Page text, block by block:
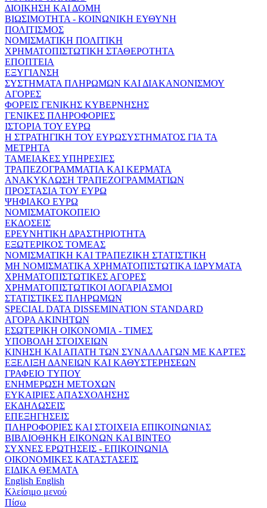
ΔΙΟΙΚΗΣΗ ΚΑΙ ΔΟΜΗ
ΒΙΩΣΙΜΟΤΗΤΑ - ΚΟΙΝΩΝΙΚΗ ΕΥΘΥΝΗ
ΠΟΛΙΤΙΣΜΟΣ
ΝΟΜΙΣΜΑΤΙΚΗ ΠΟΛΙΤΙΚΗ
ΧΡΗΜΑΤΟΠΙΣΤΩΤΙΚΗ ΣΤΑΘΕΡΟΤΗΤΑ
ΕΠΟΠΤΕΙΑ
ΕΞΥΓΙΑΝΣΗ
ΣΥΣΤΗΜΑΤΑ ΠΛΗΡΩΜΩΝ ΚΑΙ ΔΙΑΚΑΝΟΝΙΣΜΟΥ
ΑΓΟΡΕΣ
ΦΟΡΕΙΣ ΓΕΝΙΚΗΣ ΚΥΒΕΡΝΗΣΗΣ
ΓΕΝΙΚΕΣ ΠΛΗΡΟΦΟΡΙΕΣ
ΙΣΤΟΡΙΑ ΤΟΥ ΕΥΡΩ
Η ΣΤΡΑΤΗΓΙΚΗ ΤΟΥ ΕΥΡΩΣΥΣΤΗΜΑΤΟΣ ΓΙΑ ΤΑ
ΜΕΤΡΗΤΑ
ΤΑΜΕΙΑΚΕΣ ΥΠΗΡΕΣΙΕΣ
ΤΡΑΠΕΖΟΓΡΑΜΜΑΤΙΑ ΚΑΙ ΚΕΡΜΑΤΑ
ΑΝΑΚΥΚΛΩΣΗ ΤΡΑΠΕΖΟΓΡΑΜΜΑΤΙΩΝ
ΠΡΟΣΤΑΣΙΑ ΤΟΥ ΕΥΡΩ
ΨΗΦΙΑΚΟ ΕΥΡΩ
ΝΟΜΙΣΜΑΤΟΚΟΠΕΙΟ
ΕΚΔΟΣΕΙΣ
ΕΡΕΥΝΗΤΙΚΗ ΔΡΑΣΤΗΡΙΟΤΗΤΑ
ΕΞΩΤΕΡΙΚΟΣ ΤΟΜΕΑΣ
ΝΟΜΙΣΜΑΤΙΚΗ ΚΑΙ ΤΡΑΠΕΖΙΚΗ ΣΤΑΤΙΣΤΙΚΗ
ΜΗ ΝΟΜΙΣΜΑΤΙΚΑ ΧΡΗΜΑΤΟΠΙΣΤΩΤΙΚΑ ΙΔΡΥΜΑΤΑ
ΧΡΗΜΑΤΟΠΙΣΤΩΤΙΚΕΣ ΑΓΟΡΕΣ
ΧΡΗΜΑΤΟΠΙΣΤΩΤΙΚΟΙ ΛΟΓΑΡΙΑΣΜΟΙ
ΣΤΑΤΙΣΤΙΚΕΣ ΠΛΗΡΩΜΩΝ
SPECIAL DATA DISSEMINATION STANDARD
ΑΓΟΡΑ ΑΚΙΝΗΤΩΝ
ΕΣΩΤΕΡΙΚΗ ΟΙΚΟΝΟΜΙΑ - ΤΙΜΕΣ
ΥΠΟΒΟΛΗ ΣΤΟΙΧΕΙΩΝ
ΚΙΝΗΣΗ ΚΑΙ ΑΠΑΤΗ ΤΩΝ ΣΥΝΑΛΛΑΓΩΝ ΜΕ ΚΑΡΤΕΣ
ΕΞΕΛΙΞΗ ΔΑΝΕΙΩΝ ΚΑΙ ΚΑΘΥΣΤΕΡΗΣΕΩΝ
ΓΡΑΦΕΙΟ ΤΥΠΟΥ
ΕΝΗΜΕΡΩΣΗ ΜΕΤΟΧΩΝ
ΕΥΚΑΙΡΙΕΣ ΑΠΑΣΧΟΛΗΣΗΣ
ΕΚΔΗΛΩΣΕΙΣ
ΕΠΕΞΗΓΗΣΕΙΣ
ΠΛΗΡΟΦΟΡΙΕΣ ΚΑΙ ΣΤΟΙΧΕΙΑ ΕΠΙΚΟΙΝΩΝΙΑΣ
ΒΙΒΛΙΟΘΗΚΗ ΕΙΚΟΝΩΝ ΚΑΙ ΒΙΝΤΕΟ
ΣΥΧΝΕΣ ΕΡΩΤΗΣΕΙΣ - ΕΠΙΚΟΙΝΩΝΙΑ
ΟΙΚΟΝΟΜΙΚΕΣ ΚΑΤΑΣΤΑΣΕΙΣ
ΕΙΔΙΚΑ ΘΕΜΑΤΑ
English English
Κλείσιμο μενού
Πίσω